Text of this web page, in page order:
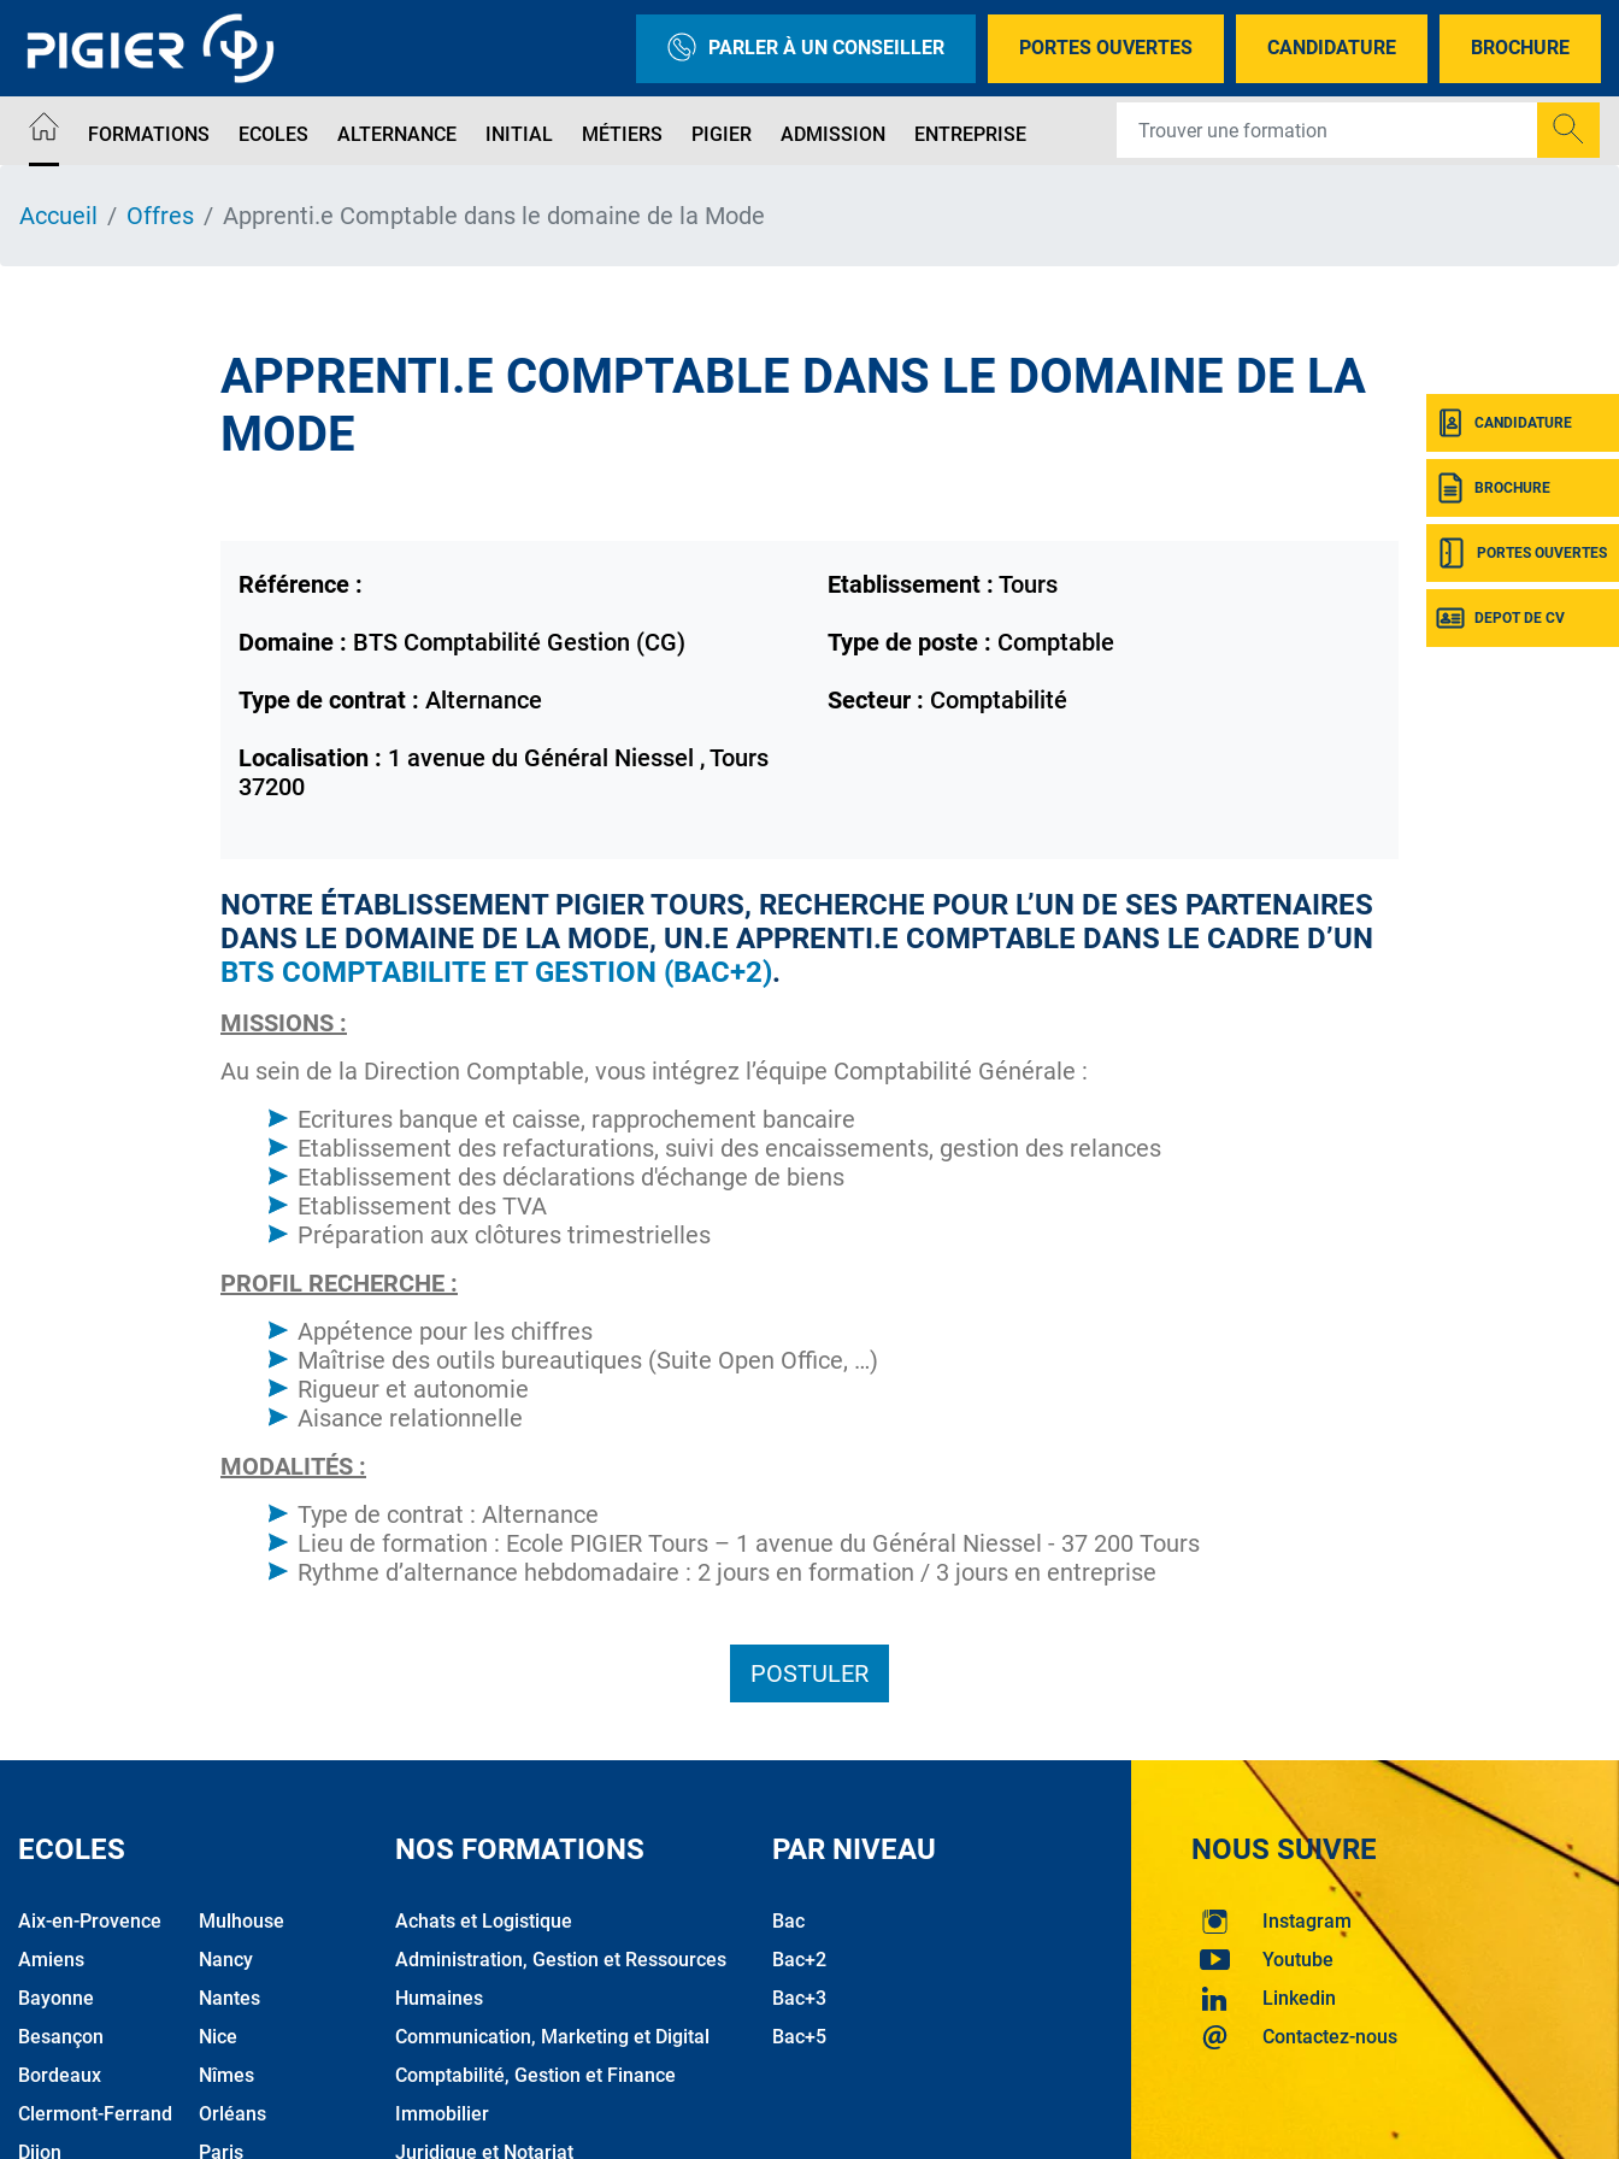
contenu
PARLER À UN CONSEILLER PORTES OUVERTES CANDIDATURE BROCHURE
FORMATIONS ECOLES ALTERNANCE INITIAL MÉTIERS PIGIER ADMISSION ENTREPRISE
CANDIDATURE
BROCHURE
PORTES OUVERTES
DEPOT DE CV
Accueil Offres Apprenti.e Comptable dans le domaine de la Mode
APPRENTI.E COMPTABLE DANS LE DOMAINE DE LA
MODE
Référence : Etablissement : Tours
Domaine : BTS Comptabilité Gestion (CG) Type de poste : Comptable
Type de contrat : Alternance Secteur : Comptabilité
Localisation : 1 avenue du Général Niessel ,Tours
37200
NOTRE ÉTABLISSEMENT PIGIER TOURS, RECHERCHE POUR L’UN DE SES PARTENAIRES
DANS LE DOMAINE DE LA MODE, UN.E APPRENTI.E COMPTABLE DANS LE CADRE D’UN
BTS COMPTABILITE ET GESTION (BAC+2).
MISSIONS :
Au sein de la Direction Comptable, vous intégrez l’équipe Comptabilité Générale :
Ecritures banque et caisse, rapprochement bancaire
Etablissement des refacturations, suivi des encaissements, gestion des relances
Etablissement des déclarations d'échange de biens
Etablissement des TVA
Préparation aux clôtures trimestrielles
PROFIL RECHERCHE :
Appétence pour les chiffres
Maîtrise des outils bureautiques (Suite Open Office, …)
Rigueur et autonomie
Aisance relationnelle
MODALITÉS :
Type de contrat : Alternance
Lieu de formation : Ecole PIGIER Tours – 1 avenue du Général Niessel - 37 200 Tours
Rythme d’alternance hebdomadaire : 2 jours en formation / 3 jours en entreprise
POSTULER
ECOLES
Aix-en-Provence
Amiens
Bayonne
Besançon
Bordeaux
Clermont-Ferrand
Dijon
Mulhouse
Nancy
Nantes
Nice
Nîmes
Orléans
Paris
NOS FORMATIONS
Achats et Logistique
Administration, Gestion et Ressources
Humaines
Communication, Marketing et Digital
Comptabilité, Gestion et Finance
Immobilier
Juridique et Notariat
PAR NIVEAU
Bac
Bac+2
Bac+3
Bac+5
NOUS SUIVRE
Instagram
Youtube
Linkedin
Contactez-nous